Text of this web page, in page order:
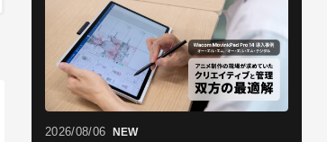
2026/08/06 NEW